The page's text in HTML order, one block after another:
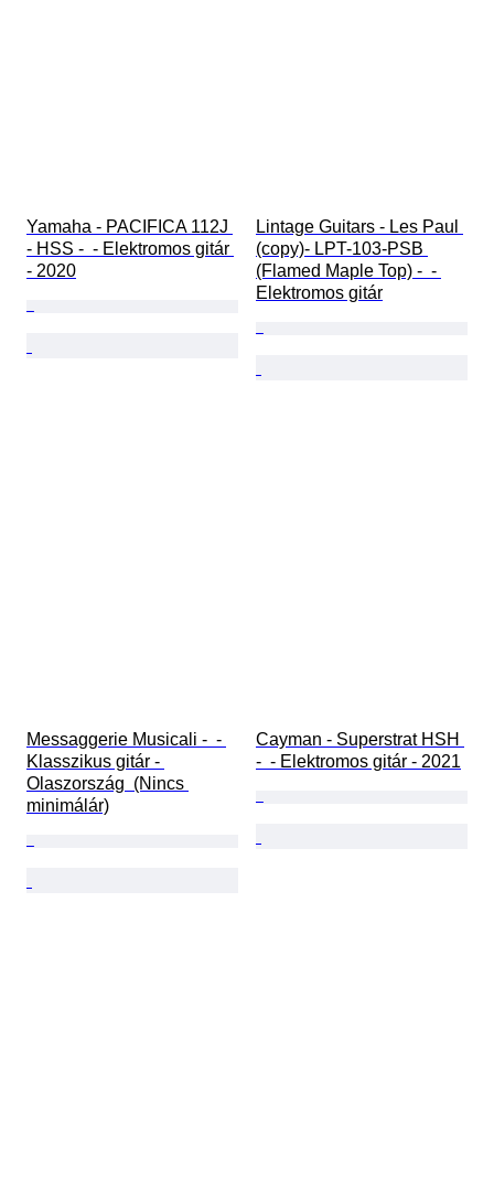
Yamaha - PACIFICA 112J
- HSS -  - Elektromos gitár
- 2020
Lintage Guitars - Les Paul
(copy)- LPT-103-PSB
(Flamed Maple Top) -  -
Elektromos gitár
Messaggerie Musicali -  -
Klasszikus gitár -
Olaszország  (Nincs
minimálár)
Cayman - Superstrat HSH
-  - Elektromos gitár - 2021